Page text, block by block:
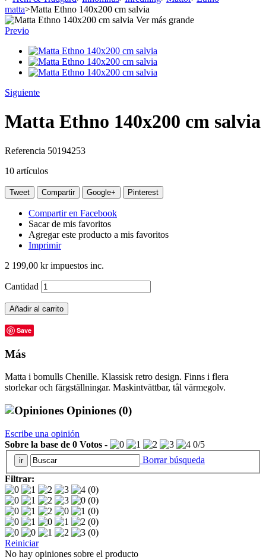
matta>Matta Ethno 140x200 cm salvia
Ver más grande
Previo
Siguiente
Matta Ethno 140x200 cm salvia
Referencia 50194253
10 artículos
Tweet Compartir Google+ Pinterest
Compartir en Facebook
Sacar de mis favoritos
Agregar este producto a mis favoritos
Imprimir
2 199,00 krimpuestos inc.
Cantidad
Añadir al carrito
Save
Más
Matta i bomulls Chenille. Klassisk retro design. Finns i flera
storlekar och färgställningar. Maskintvättbar, tål värmegolv.
Opiniones (0)
Escribe una opinión
Sobre la base de 0 Votos - 0/5
Borrar búsqueda
Filtrar:
(0)
(0)
(0)
(0)
(0)
Reiniciar
No hay opiniones sobre el producto